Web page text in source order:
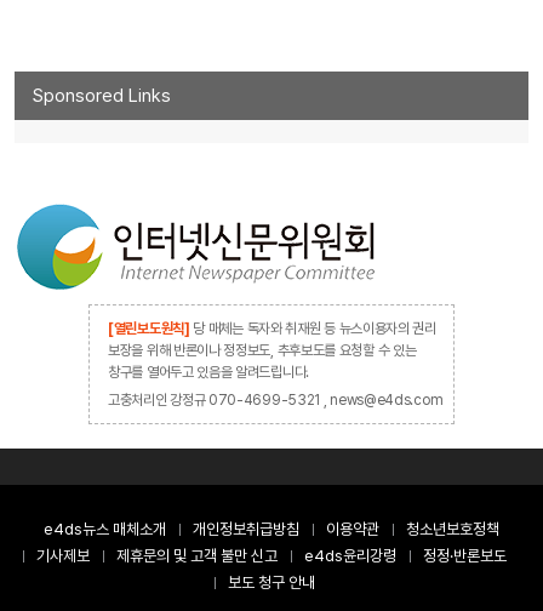
Sponsored Links
[열린보도원칙] 당 매체는 독자와 취재원 등 뉴스이용자의 권리
보장을 위해 반론이나 정정보도, 추후보도를 요청할 수 있는
창구를 열어두고 있음을 알려드립니다.
고충처리인 강정규 070-4699-5321 , news@e4ds.com
e4ds뉴스 매체소개 개인정보취급방침 이용약관
청소년보호정책
기사제보
제휴문의 및 고객 불만 신고 e4ds윤리강령
정정·반론보도
보도 청구 안내